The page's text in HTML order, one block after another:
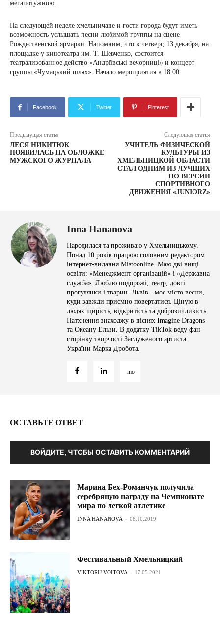
мегапотужною.
На следующей неделе хмельничане и гости города будут иметь
возможность услышать песни любимой группы на сцене
Рождественской ярмарки. Напомним, что в четверг, 13 декабря, на
площадке у кинотеатра им. Т. Шевченко, состоится
театрализованное действо «Андріївські вечорниці» и концерт
группы «Чумацький шлях». Начало мероприятия в 18:00.
Facebook Twitter Pinterest
Предыдущая статья
ЛЕСЯ НИКИТЮК
ПОЯВИЛАСЬ НА ОБЛОЖКЕ
МУЖСКОГО ЖУРНАЛА
Следующая статья
УЧИТЕЛЬ ФИЗИЧЕСКОЙ
КУЛЬТУРЫ ИЗ
ХМЕЛЬНИЦКОЙ ОБЛАСТИ
СТАЛ ОДНИМ ИЗ ЛУЧШИХ
ПО ВЕРСИИ
СПОРТИВНОГО
ДВИЖЕНИЯ «JUNIORZ»
Inna Hananova
Народилася та проживаю у Хмельницькому.
Понад 10 років працюю головним редактором
інтернет-видання Mistoonline. Маю дві вищі
освіти: «Менеджмент організацій» і «Державна
служба». Люблю подорожі, театр, довгі
прогулянки і тварин. Львів - моє місто весни,
куди завжди приємно повертатися. Ціную в
людях щирість, відкритість та доброзичливість.
Натхнення знаходжу в піснях Imagine Dragons
та Океану Ельзи. В додатку TikTok веду фан-
сторінку творчості Заслуженого артиста
України Марка Дробота.
ОСТАВЬТЕ ОТВЕТ
ВОЙДИТЕ, ЧТОБЫ ОСТАВИТЬ КОММЕНТАРИЙ
Марина Бех-Романчук получила
серебряную награду на Чемпионате
мира по легкой атлетике
INNA HANANOVA - 08.10.2019
Фестивальный Хмельницкий
VIKTORIJ VOITOVA - 17.05.2021